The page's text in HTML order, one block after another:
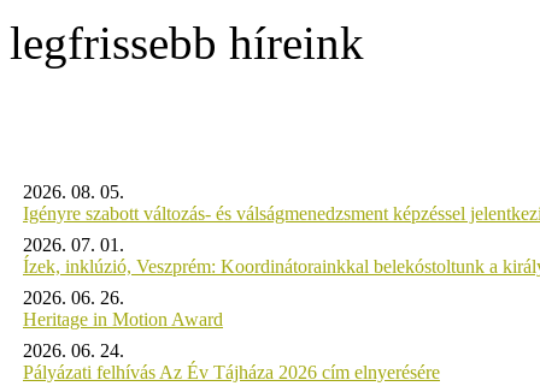
legfrissebb híreink
2026. 08. 05.
Igényre szabott változás- és válságmenedzsment képzéssel
2026. 07. 01.
Ízek, inklúzió, Veszprém: Koordinátorainkkal belekóstoltunk a
2026. 06. 26.
Heritage in Motion Award
2026. 06. 24.
Pályázati felhívás Az Év Tájháza 2026 cím elnyerésére